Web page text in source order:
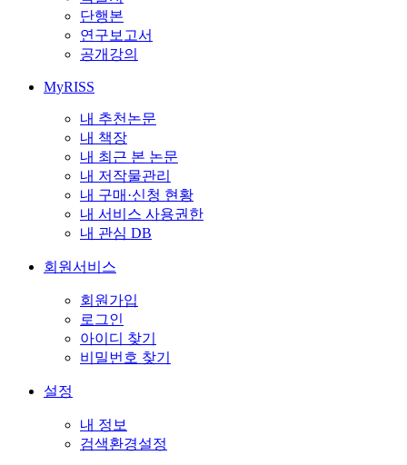
단행본
연구보고서
공개강의
MyRISS
내 추천논문
내 책장
내 최근 본 논문
내 저작물관리
내 구매·신청 현황
내 서비스 사용권한
내 관심 DB
회원서비스
회원가입
로그인
아이디 찾기
비밀번호 찾기
설정
내 정보
검색환경설정